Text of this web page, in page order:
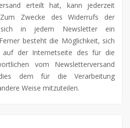
erteilt hat, kann jederzeit
Zwecke des Widerrufs der
sich in jedem Newsletter ein
besteht die Möglichkeit, sich
auf der Internetseite des für die
vom Newsletterversand
dem für die Verarbeitung
Weise mitzuteilen.